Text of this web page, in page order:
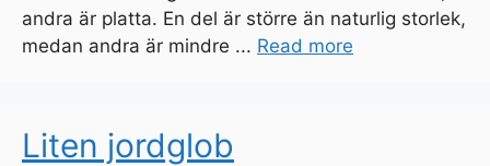
andra är platta. En del är större än naturlig storlek,
medan andra är mindre ... Read more
Liten jordglob